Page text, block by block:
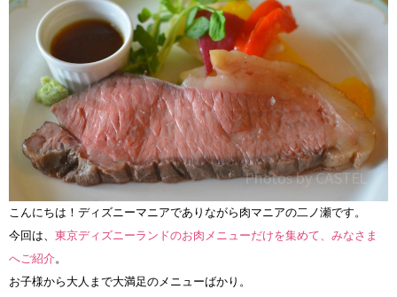
こんにちは！ディズニーマニアでありながら肉マニアの二ノ瀬です。
今回は、 東京ディズニーランドのお肉メニューだけを集めて、みなさま
へご紹介。
お子様から大人まで大満足のメニューばかり。